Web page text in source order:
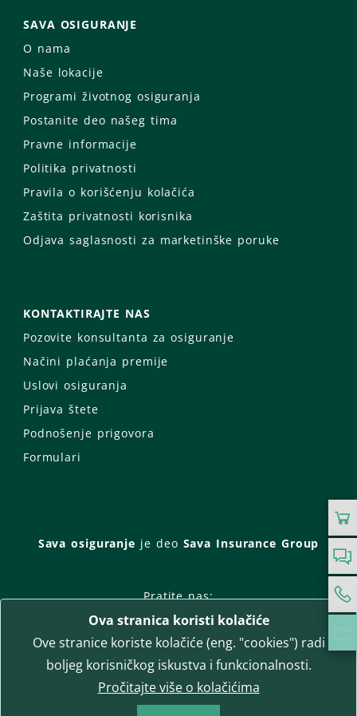
SAVA OSIGURANJE
O nama
Naše lokacije
Programi životnog osiguranja
Postanite deo našeg tima
Pravne informacije
Politika privatnosti
Pravila o korišćenju kolačića
Zaštita privatnosti korisnika
Odjava saglasnosti za marketinške poruke
KONTAKTIRAJTE NAS
Pozovite konsultanta za osiguranje
Načini plaćanja premije
Uslovi osiguranja
Prijava štete
Podnošenje prigovora
Formulari
Sava osiguranje je deo Sava Insurance Group
Pratite nas:
Facebook
Instagram
LinkedIn
Twitter
YouTube
WhatsApp
T-media d.o.o. | napredne komunikacije
Ova stranica koristi kolačiće
Ove stranice koriste kolačiće (eng. "cookies") radi
boljeg korisničkog iskustva i funkcionalnosti.
Pročitajte više o kolačićima